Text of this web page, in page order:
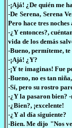
-¡Ajá! ¿De quién me
-De Serena, Serena
Pero hace tres
-¿Y entonces?,
vida de los demás
-Bueno, permíteme,
-¡Ajá! ¿Y?
-¡Y te imaginas! Fue
-Bueno, no es tan
-Sí, pero su rostro
-¿Y la pasaron bien?
-¿Bien?, ¡excelente!
-¿Y al día siguiente?
-Bien. Me dijo "Nos